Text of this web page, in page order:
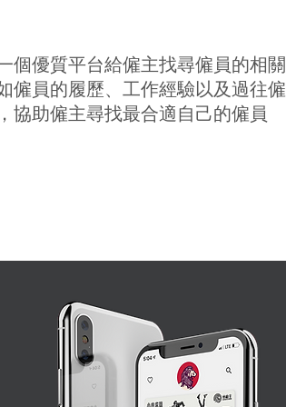
個優質平台給僱主找尋僱員的相關
僱員的履歷、工作經驗以及過往僱
協助僱主尋找最合適自己的僱員